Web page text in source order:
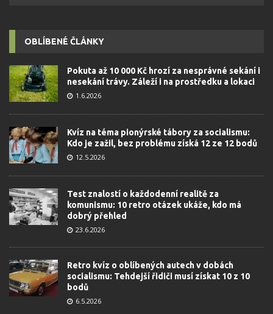
OBLÍBENÉ ČLÁNKY
Pokuta až 10 000 Kč hrozí za nesprávné sekání i
nesekání trávy. Záleží i na prostředku a lokaci
1.6.2026
Kvíz na téma pionýrské tábory za socialismu:
Kdo je zažil, bez problému získá 12 ze 12 bodů
12.5.2026
Test znalostí o každodenní realitě za
komunismu: 10 retro otázek ukáže, kdo má
dobrý přehled
23.6.2026
Retro kvíz o oblíbených autech v dobách
socialismu: Tehdejší řidiči musí získat 10 z 10
bodů
6.5.2026